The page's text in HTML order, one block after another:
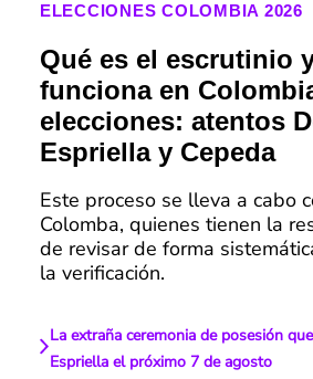
ELECCIONES COLOMBIA 2026
Qué es el escrutinio
funciona en
elecciones: atentos
Espriella y Cepeda
Este proceso se lleva a cabo
Colomba, quienes tienen la
de revisar de forma
la verificación.
La extraña ceremonia de posesión
Espriella el próximo 7 de agosto